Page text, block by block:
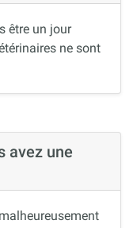
être un jour
ne sont
avez une